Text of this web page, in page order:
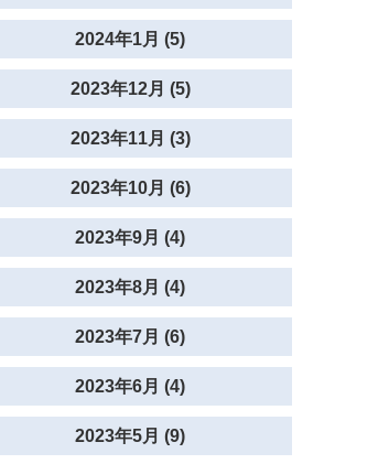
2024年1月 (5)
2023年12月 (5)
2023年11月 (3)
2023年10月 (6)
2023年9月 (4)
2023年8月 (4)
2023年7月 (6)
2023年6月 (4)
2023年5月 (9)